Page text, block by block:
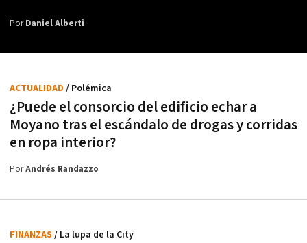
PorDaniel Alberti
¿Puede el consorcio del edificio echar a
Moyano tras el escándalo de drogas y corridas
en ropa interior?
ACTUALIDAD / Polémica
PorAndrés Randazzo
FINANZAS / La lupa de la City